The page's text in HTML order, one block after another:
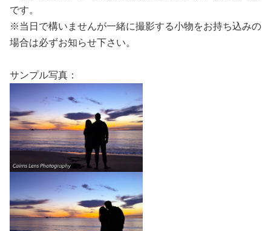
です。
※当日で構いませんが一緒に撮影する小物をお持ち込みの
場合は必ずお知らせ下さい。
サンプル写真：